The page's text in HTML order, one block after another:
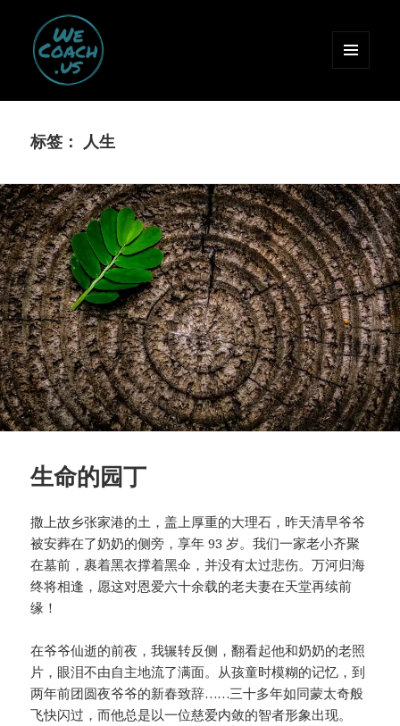
标签： 人生
生命的园丁
撒上故乡张家港的土，盖上厚重的大理石，昨天清早爷爷
被安葬在了奶奶的侧旁，享年 93 岁。我们一家老小齐聚
在墓前，裹着黑衣撑着黑伞，并没有太过悲伤。万河归海
终将相逢，愿这对恩爱六十余载的老夫妻在天堂再续前
缘！
在爷爷仙逝的前夜，我辗转反侧，翻看起他和奶奶的老照
片，眼泪不由自主地流了满面。从孩童时模糊的记忆，到
两年前团圆夜爷爷的新春致辞……三十多年如同蒙太奇般
飞快闪过，而他总是以一位慈爱内敛的智者形象出现。